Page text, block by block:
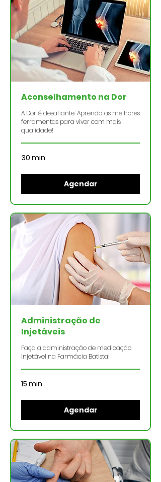
Aconselhamento na Dor
A Dor é desafiante. Aprenda as melhores
ferramentas para viver com mais
qualidade!
30 min
Agendar
Administração de
Injetáveis
Faça a administração de medicação
injetável na Farmácia Batista!
15 min
Agendar